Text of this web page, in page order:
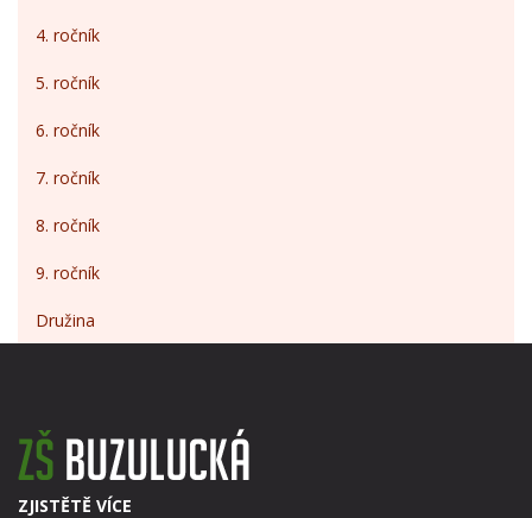
4. ročník
5. ročník
6. ročník
7. ročník
8. ročník
9. ročník
Družina
ZJISTĚTĚ VÍCE